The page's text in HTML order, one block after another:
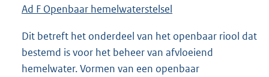
Ad F Openbaar hemelwaterstelsel
Dit betreft het onderdeel van het openbaar riool dat
bestemd is voor het beheer van afvloeiend
hemelwater. Vormen van een openbaar